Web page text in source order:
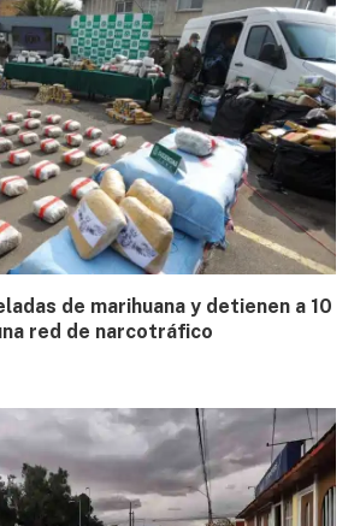
de marihuana y detienen a 10
red de narcotráfico